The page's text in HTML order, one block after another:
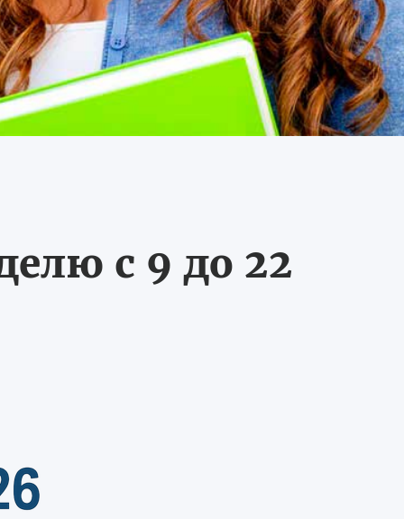
с 9 до 22